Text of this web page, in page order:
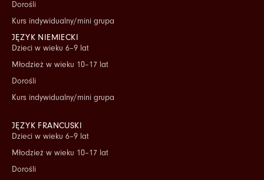
Dorośli
Kurs indywidualny/mini grupa
JĘZYK NIEMIECKI
Dzieci w wieku 6–9 lat
Młodzież w wieku 10–17 lat
Dorośli
Kurs indywidualny/mini grupa
JĘZYK FRANCUSKI
Dzieci w wieku 6–9 lat
Młodzież w wieku 10–17 lat
Dorośli